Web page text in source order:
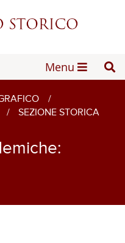
Menu
/
/
SEZIONE STORICA